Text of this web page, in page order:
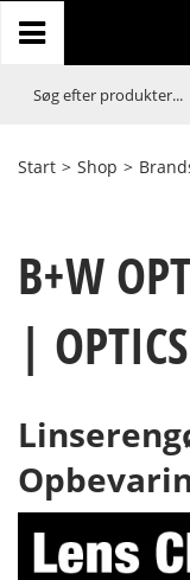
Start > Shop >
B+W
|